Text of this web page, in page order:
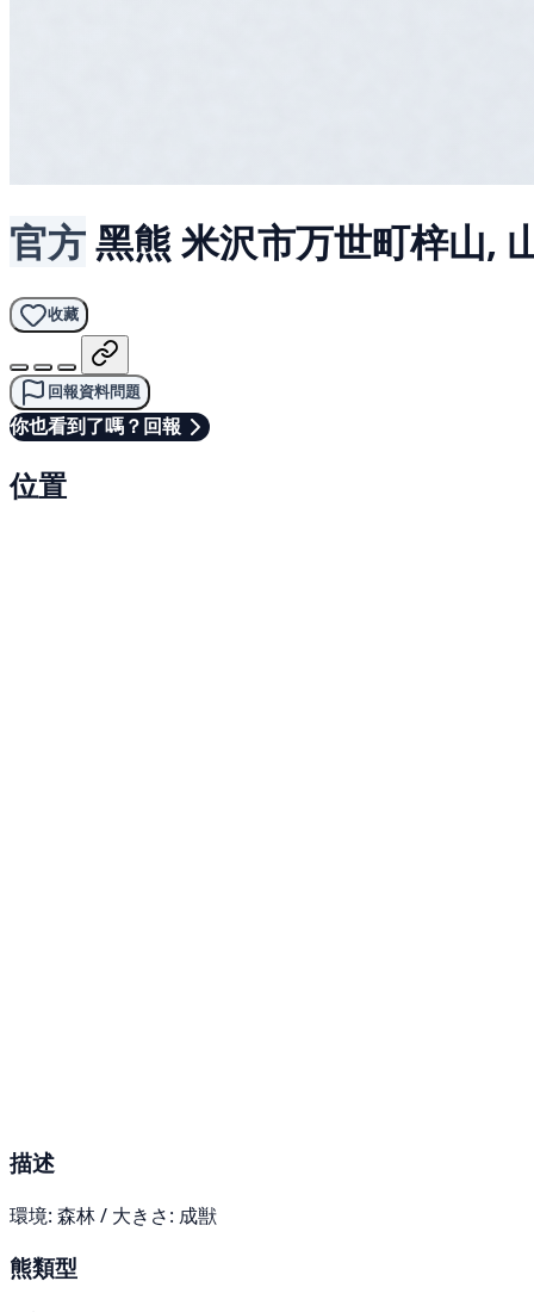
官方黑熊 米沢市万世町梓山,
收藏
回報資料問題
你也看到了嗎？回報
位置
描述
環境: 森林 / 大きさ: 成獣
熊類型